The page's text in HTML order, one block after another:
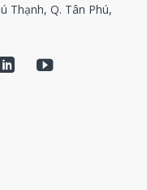
1089057541
1089057407
Thạnh, Q. Tân Phú,